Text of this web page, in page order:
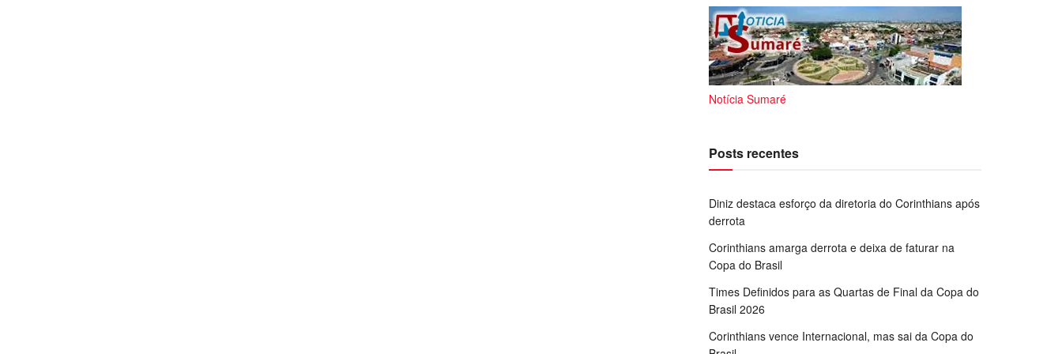
Notícia Sumaré
Posts recentes
Diniz destaca esforço da diretoria do Corinthians após
derrota
Corinthians amarga derrota e deixa de faturar na
Copa do Brasil
Times Definidos para as Quartas de Final da Copa do
Brasil 2026
Corinthians vence Internacional, mas sai da Copa do